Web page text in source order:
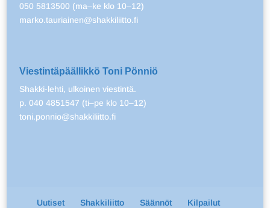
050 5813500 (ma–ke klo 10–12)
marko.tauriainen@shakkiliitto.fi
Viestintäpäällikkö Toni Pönniö
Shakki-lehti, ulkoinen viestintä.
p. 040 4851547 (ti–pe klo 10–12)
toni.ponnio@shakkiliitto.fi
Uutiset Shakkiliitto Säännöt Kilpailut